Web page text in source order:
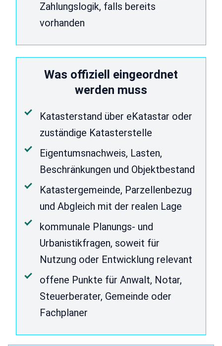
Zahlungslogik, falls bereits
vorhanden
Was offiziell eingeordnet
werden muss
Katasterstand über eKatastar oder
zuständige Katasterstelle
Eigentumsnachweis, Lasten,
Beschränkungen und Objektbestand
Katastergemeinde, Parzellenbezug
und Abgleich mit der realen Lage
kommunale Planungs- und
Urbanistikfragen, soweit für
Nutzung oder Entwicklung relevant
offene Punkte für Anwalt, Notar,
Steuerberater, Gemeinde oder
Fachplaner